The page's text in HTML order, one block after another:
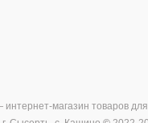
интернет-магазин товаров